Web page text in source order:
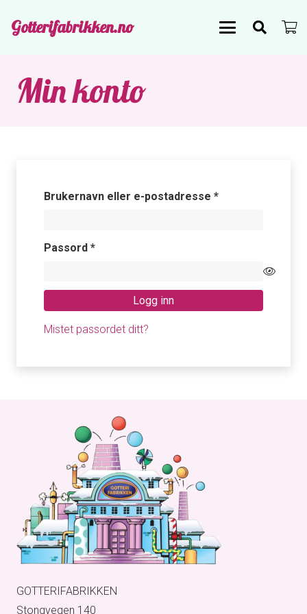
Gotterifabrikken.no
Min konto
Brukernavn eller e-postadresse *Påkrevd
Passord *Påkrevd
Logg inn
Mistet passordet ditt?
GOTTERIFABRIKKEN
Stongvegen 140